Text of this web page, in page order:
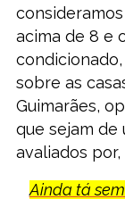
acima de 8 e
sobre as
Guimarães,
que sejam de
avaliados
Ainda tá